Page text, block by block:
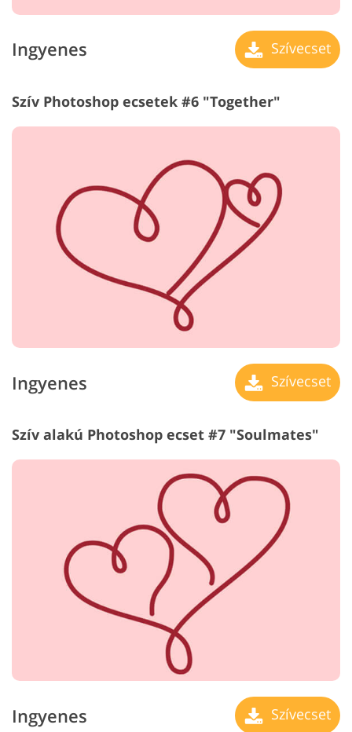
Ingyenes Szívecset
Szív Photoshop ecsetek #6 "Together"
Ingyenes Szívecset
Szív alakú Photoshop ecset #7 "Soulmates"
Ingyenes Szívecset